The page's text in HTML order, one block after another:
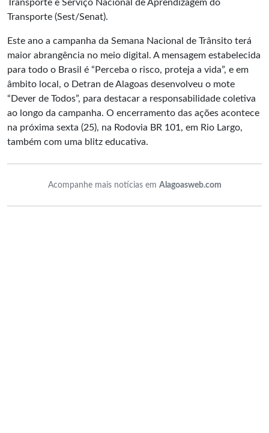
Transporte e Serviço Nacional de Aprendizagem do
Transporte (Sest/Senat).
Este ano a campanha da Semana Nacional de Trânsito terá
maior abrangência no meio digital. A mensagem estabelecida
para todo o Brasil é “Perceba o risco, proteja a vida”, e em
âmbito local, o Detran de Alagoas desenvolveu o mote
“Dever de Todos”, para destacar a responsabilidade coletiva
ao longo da campanha. O encerramento das ações acontece
na próxima sexta (25), na Rodovia BR 101, em Rio Largo,
também com uma blitz educativa.
Acompanhe mais notícias em Alagoasweb.com